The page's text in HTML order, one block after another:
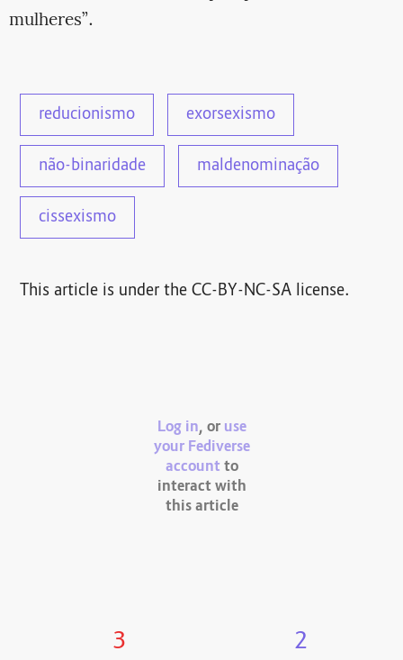
mulheres”.
reducionismo exorsexismo
não-binaridade maldenominação
cissexismo
This article is under the CC-BY-NC-SA license.
Log in, or use
your Fediverse
account to
interact with
this article
3 2